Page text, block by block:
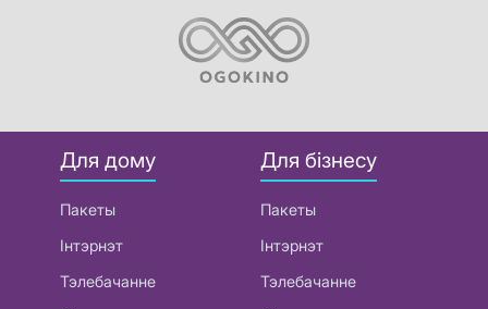
Для дому
Пакеты
Інтэрнэт
Тэлебачанне
Для бізнесу
Пакеты
Інтэрнэт
Тэлебачанне